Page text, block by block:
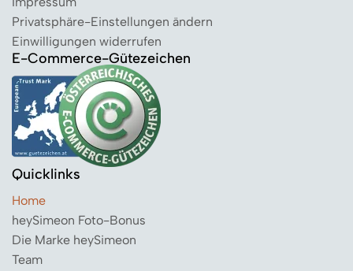
Privatsphäre-Einstellungen ändern
Einwilligungen widerrufen
E-Commerce-Gütezeichen
Quicklinks
Home
heySimeon Foto-Bonus
Die Marke heySimeon
Team